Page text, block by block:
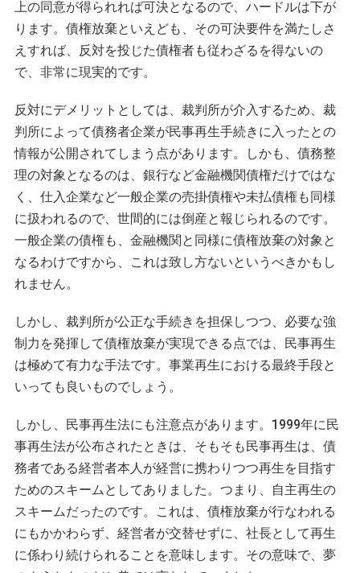
上の同意が得られれば可決となるので、ハードルは下が
ります。債権放棄といえども、その可決要件を満たしさ
えすれば、反対を投じた債権者も従わざるを得ないの
で、非常に現実的です。
反対にデメリットとしては、裁判所が介入するため、裁
判所によって債務者企業が民事再生手続きに入ったとの
情報が公開されてしまう点があります。しかも、債務整
理の対象となるのは、銀行など金融機関債権だけではな
く、仕入企業など一般企業の売掛債権や未払債権も同様
に扱われるので、世間的には倒産と報じられるのです。
一般企業の債権も、金融機関と同様に債権放棄の対象と
なるわけですから、これは致し方ないというべきかもし
れません。
しかし、裁判所が公正な手続きを担保しつつ、必要な強
制力を発揮して債権放棄が実現できる点では、民事再生
は極めて有力な手法です。事業再生における最終手段と
いっても良いものでしょう。
しかし、民事再生法にも注意点があります。1999年に民
事再生法が公布されたときは、そもそも民事再生は、債
務者である経営者本人が経営に携わりつつ再生を目指す
ためのスキームとしてありました。つまり、自主再生の
スキームだったのです。これは、債権放棄が行なわれる
にもかかわらず、経営者が交替せずに、社長として再生
に係わり続けられることを意味します。その意味で、夢